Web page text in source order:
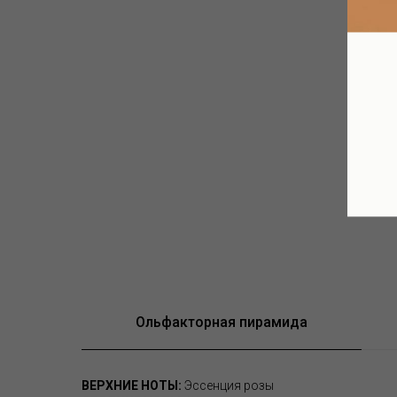
Ольфакторная пирамида
ВЕРХНИЕ НОТЫ: Эссенция розы